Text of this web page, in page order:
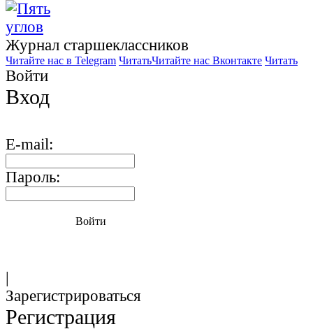
Журнал старшекласcников
Читайте нас в Telegram ЧитатьЧитайте нас Вконтакте Читать
Войти
Вход
E-mail:
Пароль:
Войти
|
Зарегистрироваться
Регистрация